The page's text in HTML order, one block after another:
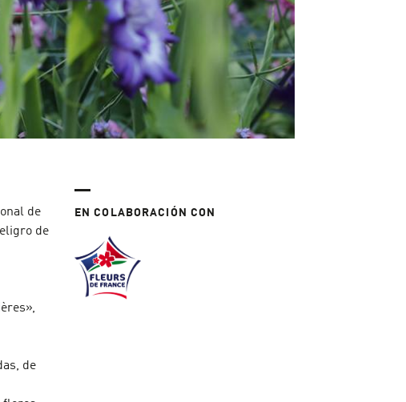
de
de
de
EN COLABORACIÓN CON